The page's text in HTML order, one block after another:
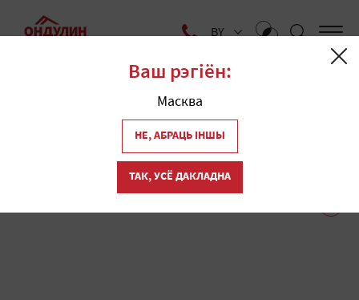
BY
Крамы даху "Ондулин" у
Ваш рэгіён:
Масква
НЕ, АБРАЦЬ ІНШЫ
ТАК, УСЁ ДАКЛАДНА